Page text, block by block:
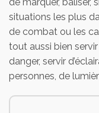
situations les plus
de combat ou les
tout aussi bien
danger, servir
personnes, de